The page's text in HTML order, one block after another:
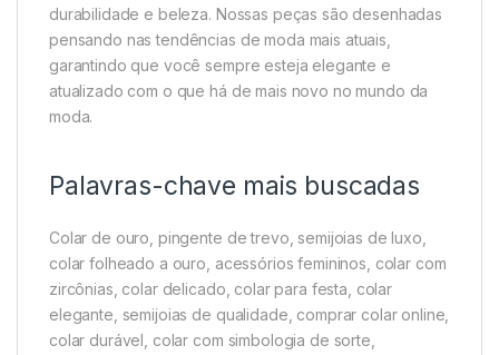
durabilidade e beleza. Nossas peças são desenhadas
pensando nas tendências de moda mais atuais,
garantindo que você sempre esteja elegante e
atualizado com o que há de mais novo no mundo da
moda.
Palavras-chave mais buscadas
Colar de ouro, pingente de trevo, semijoias de luxo,
colar folheado a ouro, acessórios femininos, colar com
zircônias, colar delicado, colar para festa, colar
elegante, semijoias de qualidade, comprar colar online,
colar durável, colar com simbologia de sorte,